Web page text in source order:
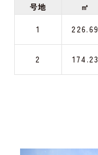
号地 ㎡
1
226.69
2
174.23